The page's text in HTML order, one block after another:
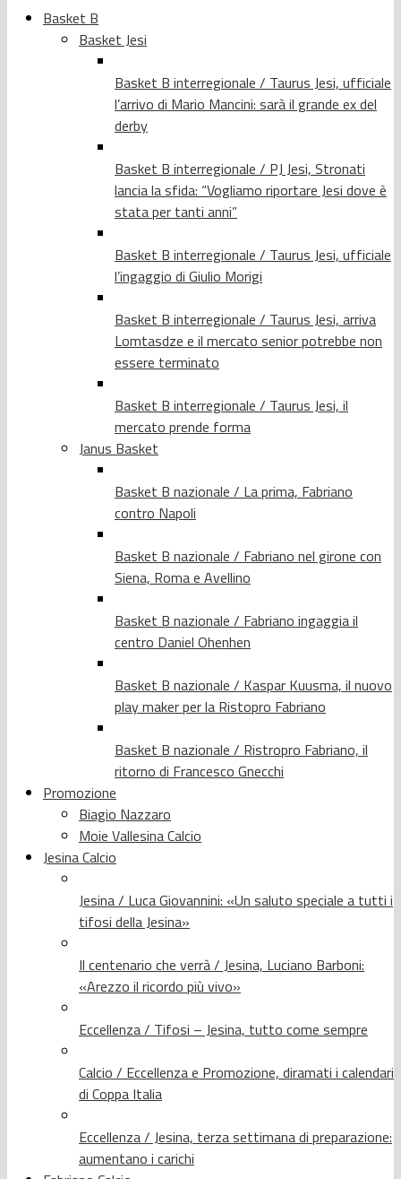
Basket B
Basket Jesi
Basket B interregionale / Taurus Jesi, ufficiale
l’arrivo di Mario Mancini: sarà il grande ex del
derby
Basket B interregionale / PJ Jesi, Stronati
lancia la sfida: “Vogliamo riportare Jesi dove è
stata per tanti anni”
Basket B interregionale / Taurus Jesi, ufficiale
l’ingaggio di Giulio Morigi
Basket B interregionale / Taurus Jesi, arriva
Lomtasdze e il mercato senior potrebbe non
essere terminato
Basket B interregionale / Taurus Jesi, il
mercato prende forma
Janus Basket
Basket B nazionale / La prima, Fabriano
contro Napoli
Basket B nazionale / Fabriano nel girone con
Siena, Roma e Avellino
Basket B nazionale / Fabriano ingaggia il
centro Daniel Ohenhen
Basket B nazionale / Kaspar Kuusma, il nuovo
play maker per la Ristopro Fabriano
Basket B nazionale / Ristropro Fabriano, il
ritorno di Francesco Gnecchi
Promozione
Biagio Nazzaro
Moie Vallesina Calcio
Jesina Calcio
Jesina / Luca Giovannini: «Un saluto speciale a tutti i
tifosi della Jesina»
Il centenario che verrà / Jesina, Luciano Barboni:
«Arezzo il ricordo più vivo»
Eccellenza / Tifosi – Jesina, tutto come sempre
Calcio / Eccellenza e Promozione, diramati i calendari
di Coppa Italia
Eccellenza / Jesina, terza settimana di preparazione:
aumentano i carichi